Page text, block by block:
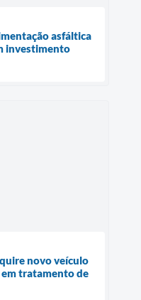
asfáltica
investimento
novo veículo
tratamento de